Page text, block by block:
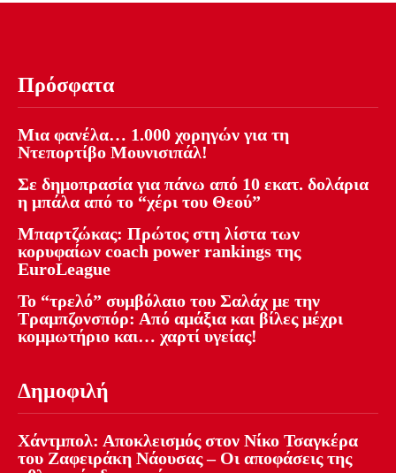
Πρόσφατα
Μια φανέλα… 1.000 χορηγών για τη
Ντεπορτίβο Μουνισιπάλ!
Σε δημοπρασία για πάνω από 10 εκατ. δολάρια
η μπάλα από το “χέρι του Θεού”
Μπαρτζώκας: Πρώτος στη λίστα των
κορυφαίων coach power rankings της
EuroLeague
Το “τρελό” συμβόλαιο του Σαλάχ με την
Τραμπζονσπόρ: Από αμάξια και βίλες μέχρι
κομμωτήριο και… χαρτί υγείας!
Δημοφιλή
Χάντμπολ: Αποκλεισμός στον Νίκο Τσαγκέρα
του Ζαφειράκη Νάουσας – Οι αποφάσεις της